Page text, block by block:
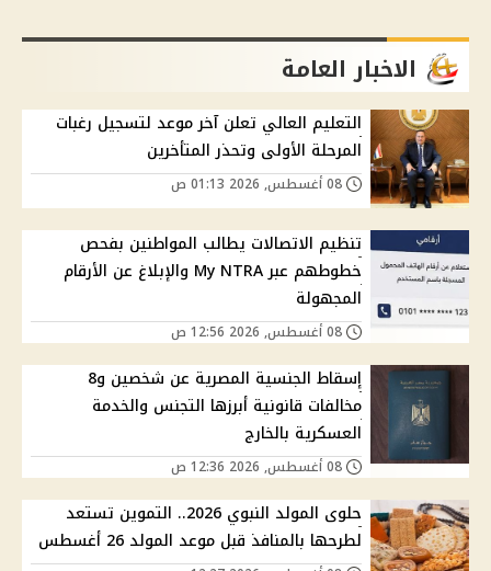
الاخبار العامة
التعليم العالي تعلن آخر موعد لتسجيل رغبات
المرحلة الأولى وتحذر المتأخرين
تنظيم الاتصالات يطالب المواطنين بفحص
خطوطهم عبر My NTRA والإبلاغ عن الأرقام
المجهولة
إسقاط الجنسية المصرية عن شخصين و8
مخالفات قانونية أبرزها التجنس والخدمة
العسكرية بالخارج
حلوى المولد النبوي 2026.. التموين تستعد
لطرحها بالمنافذ قبل موعد المولد 26 أغسطس